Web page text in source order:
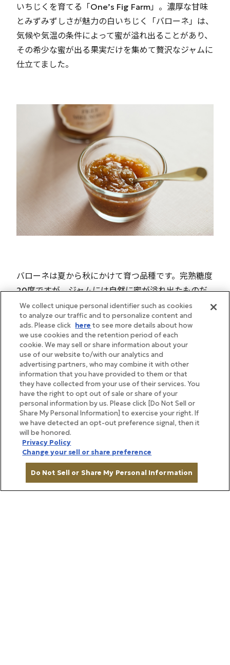
いちじくを育てる「One’s Fig Farm」。濃厚な甘味
とみずみずしさが魅力の白いちじく「バローネ」は、
気候や気温の条件によって蜜が溢れ出ることがあり、
その希少な蜜が出る果実だけを集めて贅沢なジャムに
仕立てました。
バローネは夏から秋にかけて育つ品種です。完熟糖度
20度ですが、ジャムには自然に蜜が溢れ出たものだ
けを使用し、砂糖はほとんど使わず、いちじく本来の
濃厚な甘味を頼りに作ります。隠し味にはいちじくの
繊細な風味を引き立てるセイロンシナモンとバニラビ
ーンズを使用。シンプルでありながら、洗練された上
質な味わいが楽しめます。天然の恵みゆえに、いちじ
くの状態は日々変化します。そのため、手作業で作れ
る分だけを仕込み、鍋をかき混ぜながら美味しく仕上
がる瞬間を見極めます。
We collect unique personal identifier such as cookies
to analyze our traffic and to personalize content and
ads. Please click here to see more details about how
we use cookies and the retention period of each
cookie. We may sell or share information about your
use of our website to/with our analytics and
advertising partners, who may combine it with other
information that you have provided to them or that
they have collected from your use of their services. You
have the right to opt out of sale or share of your
personal information by us. Please click [Do Not Sell or
Share My Personal Information] to exercise your right. If
we have detected an opt-out preference signal, then it
will be honored.
Privacy Policy
Change your sell or share preference
Do Not Sell or Share My Personal Information